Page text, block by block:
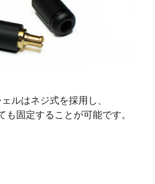
ルはネジ式を採用し、
も固定することが可能です。